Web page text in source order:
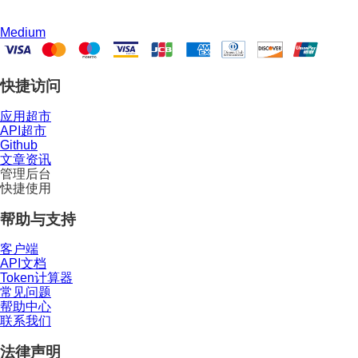
Medium
快捷访问
应用超市
API超市
Github
文章资讯
管理后台
快捷使用
帮助与支持
客户端
API文档
Token计算器
常见问题
帮助中心
联系我们
法律声明